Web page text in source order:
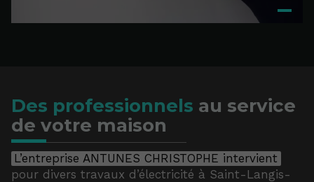
Des professionnels au service
de votre maison
L’entreprise ANTUNES CHRISTOPHE intervient
pour divers travaux d’électricité à Saint-Langis-